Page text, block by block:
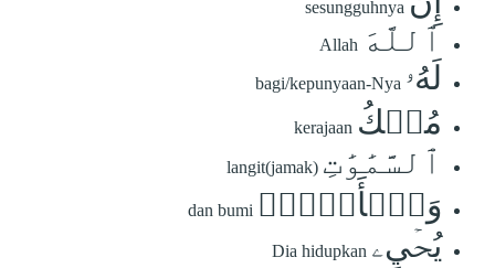
sesungguhnya
ٱللَّهَ Allah
لَهُۥ bagi/kepunyaan-Nya
مُلۡكُ kerajaan
ٱلسَّمَٰوَٰتِ langit(jamak)
وَٱلۡأَرۡضِۖ dan bumi
يُحۡيِۦ Dia hidupkan